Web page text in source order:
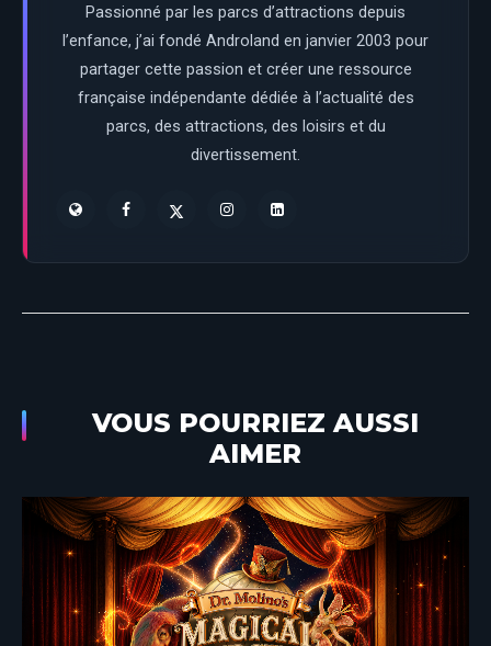
Passionné par les parcs d’attractions depuis
l’enfance, j’ai fondé Androland en janvier 2003 pour
partager cette passion et créer une ressource
française indépendante dédiée à l’actualité des
parcs, des attractions, des loisirs et du
divertissement.
VOUS POURRIEZ AUSSI
AIMER